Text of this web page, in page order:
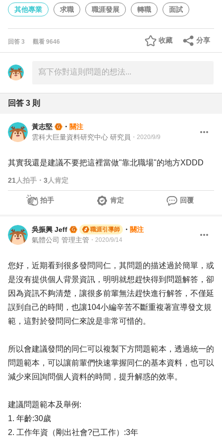
其他專業 求職 職涯發展 轉職 面試
回答 3 觀看 9646 分享
收藏
回答 3 則
黃志堅 ・ 關注
雲科大巨量資料研究中心 研究員 ・ 2020/9/9
其實我還是建議不要把這裡當做"靠北職場"的地方XDDD
21 人拍手 ・ 3人肯定
拍手 肯定 回覆
吳振興 Jeff 職涯引導師 ・ 關注
氣體公司 管理主管 ・ 2020/9/14
您好，近期看到很多發問同仁，其問題的描述過於簡單，或
是沒有提供個人背景資訊，明明就想趕快得到問題解答，卻
因為資訊不夠清楚，讓很多前輩無法趕快進行解答，不僅延
誤到自己的時間，也讓104小編辛苦不斷重複著宣導發文規
範，這對於發問同仁來說是非常可惜的。
所以會建議發問的同仁可以複製下方問題範本，透過統一的
問題範本，可以讓前輩們快速掌握同仁的基本資料，也可以
減少來回詢問個人資料的時間，提升解惑的效率。
建議問題範本及舉例:
1. 年齡:30歲
2. 工作年資（剛出社會?已工作）:3年